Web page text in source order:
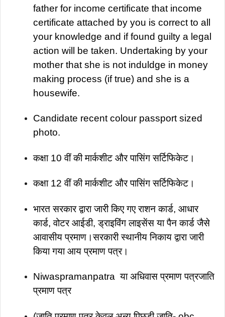
father for income certificate that income
certificate attached by you is correct to all
your knowledge and if found guilty a legal
action will be taken. Undertaking by your
mother that she is not induldge in money
making process (if true) and she is a
housewife.
Candidate recent colour passport sized
photo.
कक्षा 10 वीं की मार्कशीट और पासिंग सर्टिफिकेट।
कक्षा 12 वीं की मार्कशीट और पासिंग सर्टिफिकेट।
भारत सरकार द्वारा जारी किए गए राशन कार्ड, आधार
कार्ड, वोटर आईडी, ड्राइविंग लाइसेंस या पैन कार्ड जैसे
आवासीय प्रमाण।सरकारी स्थानीय निकाय द्वारा जारी
किया गया आय प्रमाण पत्र।
Niwaspramanpatra या अधिवास प्रमाण पत्रजाति
प्रमाण पत्र